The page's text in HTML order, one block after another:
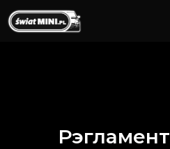
Рэгламент